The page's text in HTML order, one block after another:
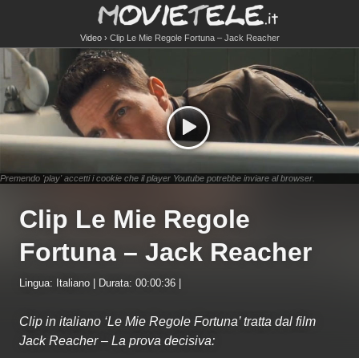
Video Clip Le Mie Regole Fortuna – Jack Reacher
Premendo 'play' accetti i cookie che il player Youtube potrebbe inviare al browser.
Clip Le Mie Regole
Fortuna – Jack Reacher
Lingua: Italiano | Durata: 00:00:36 |
Clip in italiano ‘Le Mie Regole Fortuna’ tratta dal film
Jack Reacher – La prova decisiva: